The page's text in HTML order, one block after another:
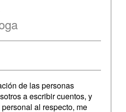
de las personas
a escribir cuentos, y
al respecto, me